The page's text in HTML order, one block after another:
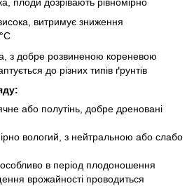
витримує зниження
з добре розвиненою кореневою
до різних типів ґрунтів
або полутінь, добре дреновані
вологий, з нейтральною або слабо
в період плодоношення
врожайності проводиться